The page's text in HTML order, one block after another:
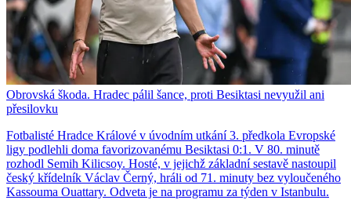
Obrovská škoda. Hradec pálil šance, proti Besiktasi nevyužil ani
přesilovku
Fotbalisté Hradce Králové v úvodním utkání 3. předkola Evropské
ligy podlehli doma favorizovanému Besiktasi 0:1. V 80. minutě
rozhodl Semih Kilicsoy. Hosté, v jejichž základní sestavě nastoupil
český křídelník Václav Černý, hráli od 71. minuty bez vyloučeného
Kassouma Ouattary. Odveta je na programu za týden v Istanbulu.